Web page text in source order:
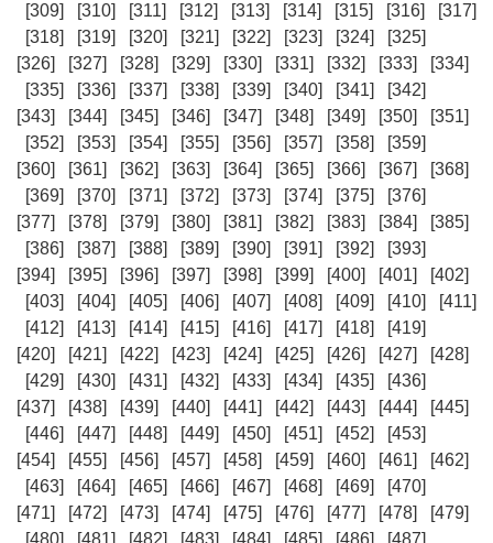
[309]
[310] [311] [312] [313] [314] [315] [316]
[317]
[318]
[319] [320] [321] [322] [323] [324]
[325]
[326]
[327] [328] [329] [330] [331] [332] [333]
[334]
[335]
[336] [337] [338] [339] [340] [341]
[342]
[343]
[344] [345] [346] [347] [348] [349] [350]
[351]
[352]
[353] [354] [355] [356] [357] [358]
[359]
[360]
[361] [362] [363] [364] [365] [366] [367]
[368]
[369]
[370] [371] [372] [373] [374] [375]
[376]
[377]
[378] [379] [380] [381] [382] [383] [384]
[385]
[386]
[387] [388] [389] [390] [391] [392]
[393]
[394]
[395] [396] [397] [398] [399] [400] [401]
[402]
[403]
[404] [405] [406] [407] [408] [409] [410]
[411]
[412]
[413] [414] [415] [416] [417] [418]
[419]
[420]
[421] [422] [423] [424] [425] [426] [427]
[428]
[429]
[430] [431] [432] [433] [434] [435]
[436]
[437]
[438] [439] [440] [441] [442] [443] [444]
[445]
[446]
[447] [448] [449] [450] [451] [452]
[453]
[454]
[455] [456] [457] [458] [459] [460] [461]
[462]
[463]
[464] [465] [466] [467] [468] [469]
[470]
[471]
[472] [473] [474] [475] [476] [477] [478]
[479]
[480]
[481] [482] [483] [484] [485] [486]
[487]